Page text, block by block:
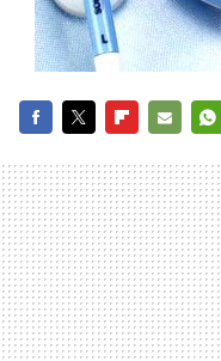
MAIL